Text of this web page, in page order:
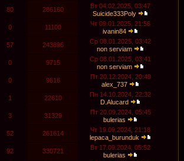
80 286160
Вт 04.02.2025, 03:47
Suicide333Poly
0 11100
Чт 09.01.2025, 21:56
ivanin84
57 243896
Ср 08.01.2025, 03:42
non serviam
0 9715
Ср 08.01.2025, 03:41
non serviam
0 9616
Пт 20.12.2024, 20:49
alex_737
1 22610
Пн 14.10.2024, 22:32
D.Alucard
3 31329
Пт 20.09.2024, 05:45
bulerias
52 261614
Чт 19.09.2024, 21:18
lepaca_burunduk
92 330721
Вт 17.09.2024, 05:52
bulerias